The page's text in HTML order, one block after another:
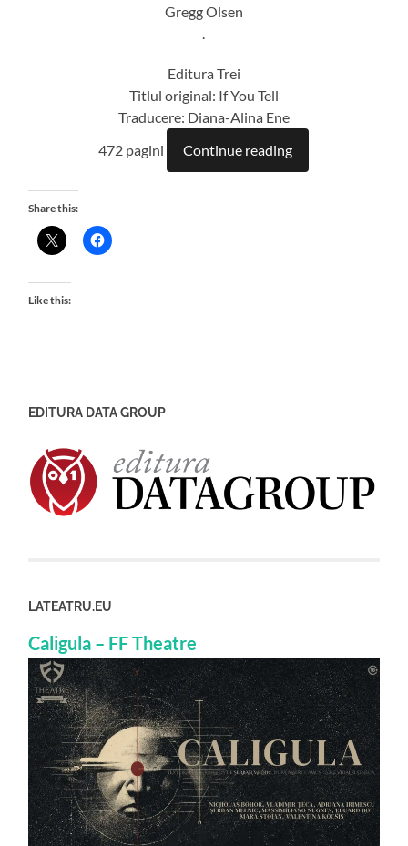
Gregg Olsen
.
Editura Trei
Titlul original: If You Tell
Traducere: Diana-Alina Ene
472 pagini
Continue reading
Share this:
Like this:
EDITURA DATA GROUP
LATEATRU.EU
Caligula – FF Theatre